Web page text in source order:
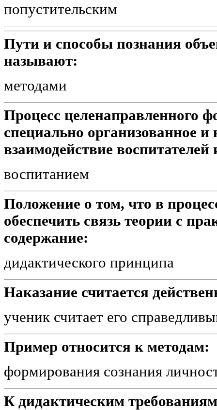
попустительским
Пути и способы познания
называют:
методами
Процесс целенаправленного
специально организованное и
взаимодействие
воспитанием
Положение о том, что в
обеспечить связь теории с
содержание:
дидактического принципа
Наказание считается
ученик считает его
Пример относится к методам:
формирования сознания
К дидактическим